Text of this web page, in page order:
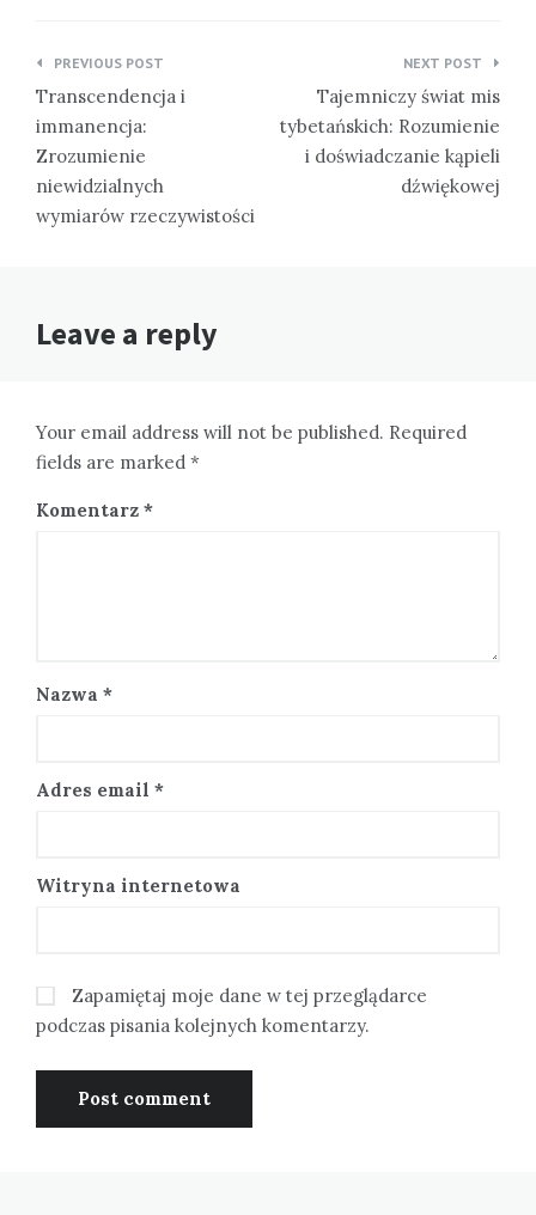
Nawigacja
wpisu
PREVIOUS POST
Transcendencja i
immanencja:
Zrozumienie
niewidzialnych
wymiarów rzeczywistości
NEXT POST
Tajemniczy świat mis
tybetańskich: Rozumienie
i doświadczanie kąpieli
dźwiękowej
Leave a reply
Your email address will not be published. Required
fields are marked *
Komentarz *
Nazwa *
Adres email *
Witryna internetowa
Zapamiętaj moje dane w tej przeglądarce
podczas pisania kolejnych komentarzy.